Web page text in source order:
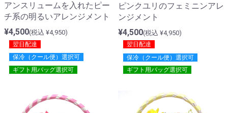
アンスリュームを入れたピー
チ系の明るいアレンジメント
¥4,500(税込 ¥4,950)
翌日配達
保冷（クール便）選択可
ギフト用バッグ選択可
ピンクユリのフェミニンアレ
ンジメント
¥4,500(税込 ¥4,950)
翌日配達
保冷（クール便）選択可
ギフト用バッグ選択可